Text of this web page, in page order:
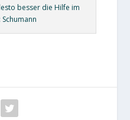
besser die Hilfe im